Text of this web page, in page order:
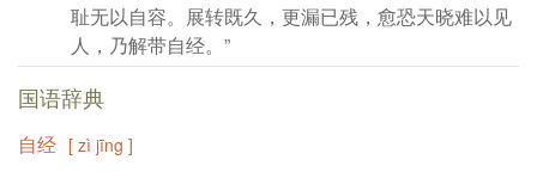
耻无以自容。展转既久，更漏已残，愈恐天晓难以见
人，乃解带自经。”
国语辞典
自经 [ zì jīng ]